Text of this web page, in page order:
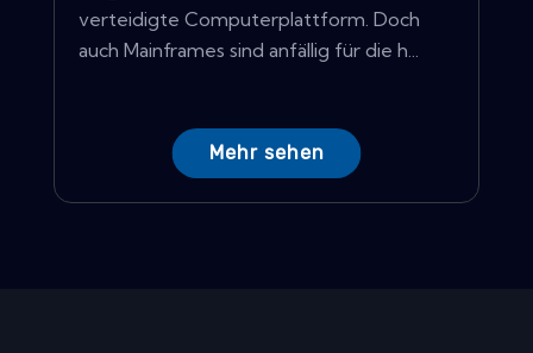
verteidigte Computerplattform. Doch
auch Mainframes sind anfällig für die h...
Mehr sehen